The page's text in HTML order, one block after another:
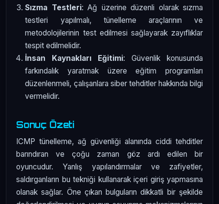
Sızma Testleri: Ağ üzerine düzenli olarak sızma
testleri yapılmalı, tünelleme araçlarının ve
metodolojilerinin test edilmesi sağlayarak zayıflıklar
tespit edilmelidir.
İnsan Kaynakları Eğitimi: Güvenlik konusunda
farkındalık yaratmak üzere eğitim programları
düzenlenmeli, çalışanlara siber tehditler hakkında bilgi
vermelidir.
Sonuç Özeti
ICMP tünelleme, ağ güvenliği alanında ciddi tehditler
barındıran ve çoğu zaman göz ardı edilen bir
oyuncudur. Yanlış yapılandırmalar ve zafiyetler,
saldırganların bu tekniği kullanarak içeri giriş yapmasına
olanak sağlar. Öne çıkan bulguların dikkatli bir şekilde